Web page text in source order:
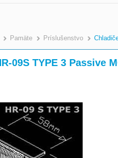
>
Pamäte >
Príslušenstvo
09S TYPE 3 Passive